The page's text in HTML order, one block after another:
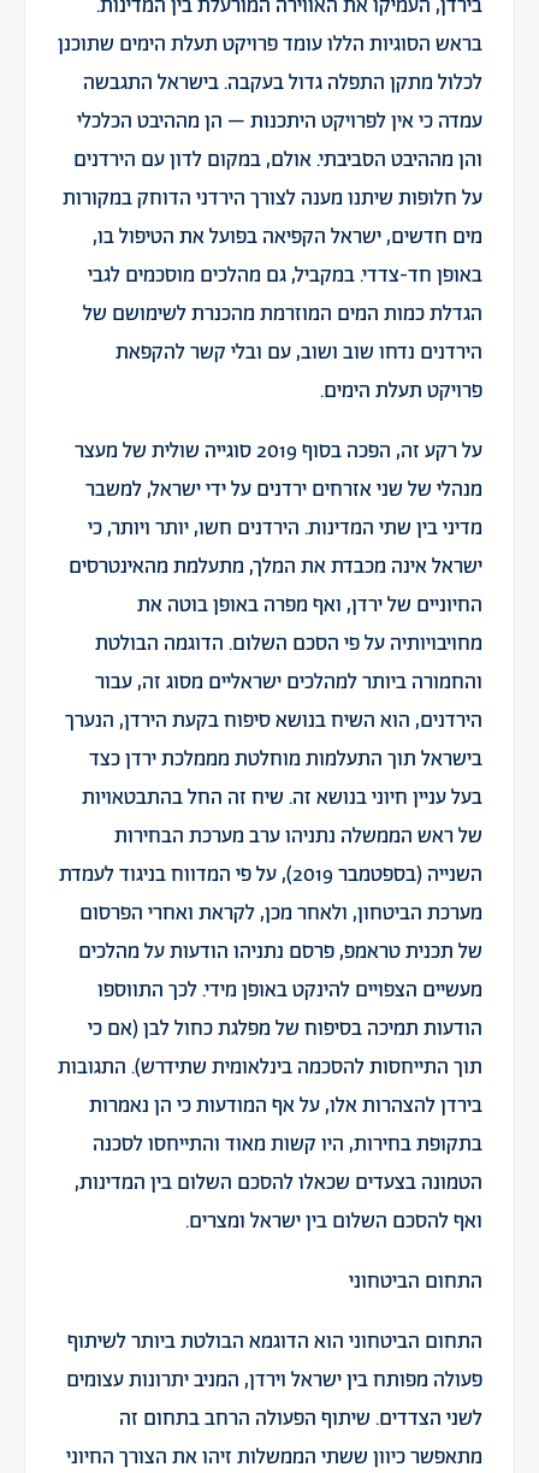
בראש הסוגיות הללו עומד פרויקט תעלת הימים שתוכנן
לכלול מתקן התפלה גדול בעקבה. בישראל התגבשה
עמדה כי אין לפרויקט היתכנות – הן מההיבט הכלכלי
והן מההיבט הסביבתי. אולם, במקום לדון עם הירדנים
על חלופות שיתנו מענה לצורך הירדני הדוחק במקורות
מים חדשים, ישראל הקפיאה בפועל את הטיפול בו,
באופן חד-צדדי. במקביל, גם מהלכים מוסכמים לגבי
הגדלת כמות המים המוזרמת מהכנרת לשימושם של
הירדנים נדחו שוב ושוב, עם ובלי קשר להקפאת
פרויקט תעלת הימים.
על רקע זה, הפכה בסוף 2019 סוגייה שולית של מעצר
מנהלי של שני אזרחים ירדנים על ידי ישראל, למשבר
מדיני בין שתי המדינות. הירדנים חשו, יותר ויותר, כי
ישראל אינה מכבדת את המלך, מתעלמת מהאינטרסים
החיוניים של ירדן, ואף מפרה באופן בוטה את
מחויבויותיה על פי הסכם השלום. הדוגמה הבולטת
והחמורה ביותר למהלכים ישראליים מסוג זה, עבור
הירדנים, הוא השיח בנושא סיפוח בקעת הירדן, הנערך
בישראל תוך התעלמות מוחלטת מממלכת ירדן כצד
בעל עניין חיוני בנושא זה. שיח זה החל בהתבטאויות
של ראש הממשלה נתניהו ערב מערכת הבחירות
השנייה (בספטמבר 2019), על פי המדווח בניגוד לעמדת
מערכת הביטחון, ולאחר מכן, לקראת ואחרי הפרסום
של תכנית טראמפ, פרסם נתניהו הודעות על מהלכים
מעשיים הצפויים להינקט באופן מידי. לכך התווספו
הודעות תמיכה בסיפוח של מפלגת כחול לבן (אם כי
תוך התייחסות להסכמה בינלאומית שתידרש). התגובות
בירדן להצהרות אלו, על אף המודעות כי הן נאמרות
בתקופת בחירות, היו קשות מאוד והתייחסו לסכנה
הטמונה בצעדים שכאלו להסכם השלום בין המדינות,
ואף להסכם השלום בין ישראל ומצרים.
התחום הביטחוני
התחום הביטחוני הוא הדוגמא הבולטת ביותר לשיתוף
פעולה מפותח בין ישראל וירדן, המניב יתרונות עצומים
לשני הצדדים. שיתוף הפעולה הרחב בתחום זה
מתאפשר כיוון ששתי הממשלות זיהו את הצורך החיוני